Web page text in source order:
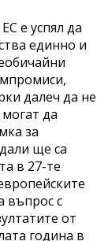
е успял да
единно и
далеч да не
да
за
ще са
в 27-те
въпрос с
от
година в